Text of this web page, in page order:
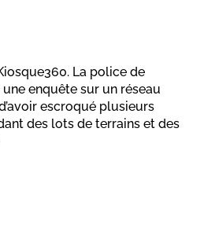
La police de
enquête sur un réseau
escroqué plusieurs
des lots de terrains et des